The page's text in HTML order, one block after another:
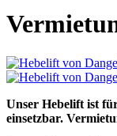
Unser Hebelift ist
einsetzbar.